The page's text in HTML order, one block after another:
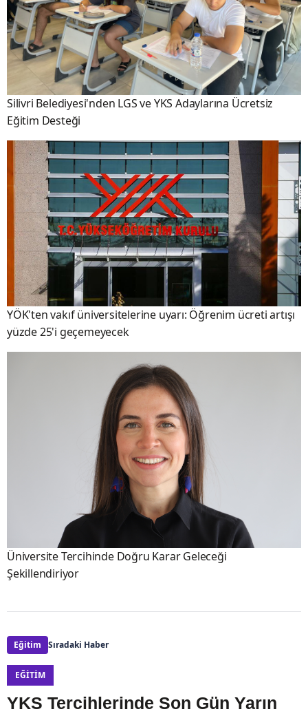
Silivri Belediyesi'nden LGS ve YKS Adaylarına Ücretsiz
Eğitim Desteği
YÖK'ten vakıf üniversitelerine uyarı: Öğrenim ücreti artışı
yüzde 25'i geçemeyecek
Üniversite Tercihinde Doğru Karar Geleceği
Şekillendiriyor
Eğitim Sıradaki Haber
EĞITIM
YKS Tercihlerinde Son Gün Yarın